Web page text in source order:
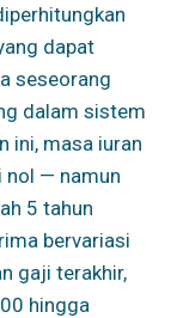
dapat
seseorang
dalam sistem
ini, masa iuran
nol — namun
5 tahun
bervariasi
gaji terakhir,
hingga